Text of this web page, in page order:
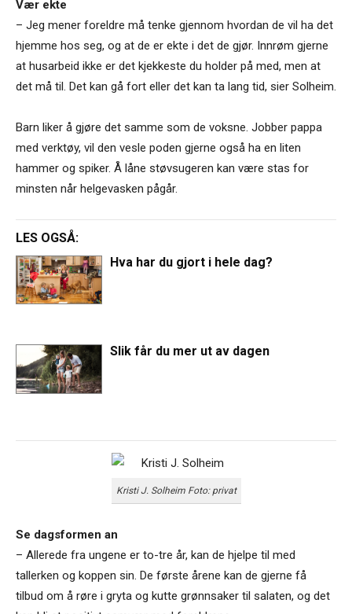
Vær ekte
– Jeg mener foreldre må tenke gjennom hvordan de vil ha det
hjemme hos seg, og at de er ekte i det de gjør. Innrøm gjerne
at husarbeid ikke er det kjekkeste du holder på med, men at
det må til. Det kan gå fort eller det kan ta lang tid, sier Solheim.
Barn liker å gjøre det samme som de voksne. Jobber pappa
med verktøy, vil den vesle poden gjerne også ha en liten
hammer og spiker. Å låne støvsugeren kan være stas for
minsten når helgevasken pågår.
LES OGSÅ:
Hva har du gjort i hele dag?
Slik får du mer ut av dagen
Kristi J. Solheim Foto: privat
Se dagsformen an
– Allerede fra ungene er to-tre år, kan de hjelpe til med
tallerken og koppen sin. De første årene kan de gjerne få
tilbud om å røre i gryta og kutte grønnsaker til salaten, og det